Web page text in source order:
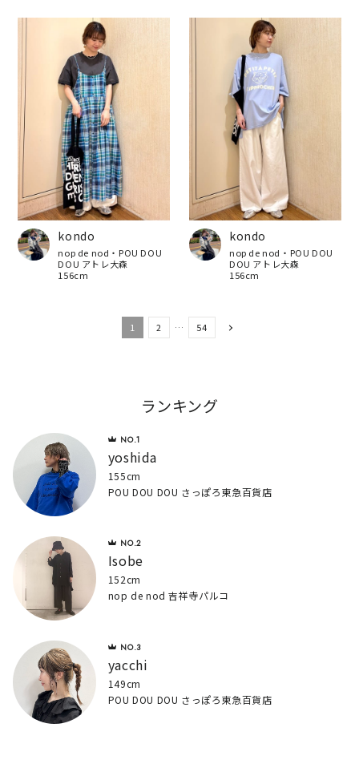
kondo
nop de nod・POU DOU
DOU アトレ大森
156cm
kondo
nop de nod・POU DOU
DOU アトレ大森
156cm
1 2 … 54
ランキング
yoshida
155cm
POU DOU DOU さっぽろ東急百貨店
Isobe
152cm
nop de nod 吉祥寺パルコ
yacchi
149cm
POU DOU DOU さっぽろ東急百貨店